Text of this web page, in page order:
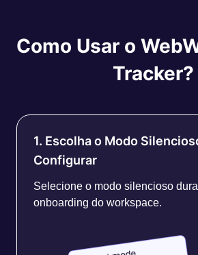
Como Usar o
Tracker?
1. Escolha o Modo
Configurar
Selecione o modo silencioso
onboarding do workspace.